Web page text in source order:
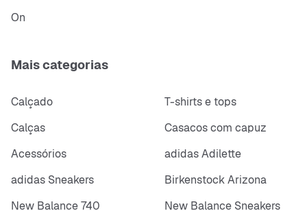
On
Mais categorias
Calçado
T-shirts e tops
Calças
Casacos com capuz
Acessórios
adidas Adilette
adidas Sneakers
Birkenstock Arizona
New Balance 740
New Balance Sneakers